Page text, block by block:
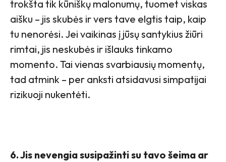
trokšta tik kūniškų malonumų, tuomet viskas
aišku – jis skubės ir vers tave elgtis taip, kaip
tu nenorėsi. Jei vaikinas į jūsų santykius žiūri
rimtai, jis neskubės ir išlauks tinkamo
momento. Tai vienas svarbiausių momentų,
tad atmink – per anksti atsidavusi simpatijai
rizikuoji nukentėti.
6. Jis nevengia susipažinti su tavo šeima ar